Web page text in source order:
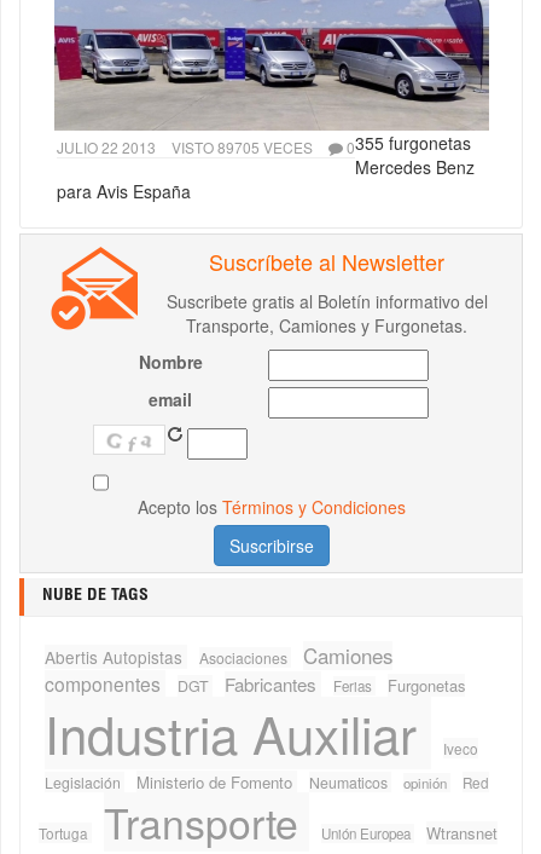
JULIO 22 2013 VISTO 89705 VECES 0355 furgonetas
Mercedes Benz
para Avis España
Suscríbete al Newsletter
Suscribete gratis al Boletín informativo del
Transporte, Camiones y Furgonetas.
Nombre
email
Acepto los Términos y Condiciones
NUBE DE TAGS
Abertis Autopistas Asociaciones Camiones
componentes DGT Fabricantes Ferias Furgonetas
Industria Auxiliar
Iveco
Legislación
Ministerio de Fomento Neumaticos opinión Red
Tortuga Transporte Unión Europea Wtransnet